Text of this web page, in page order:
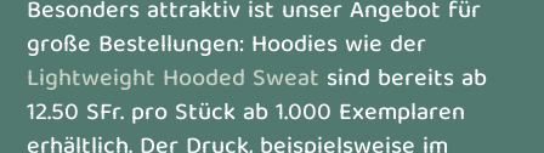
Besonders attraktiv ist unser Angebot für
große Bestellungen: Hoodies wie der
Lightweight Hooded Sweat sind bereits ab
12.50 SFr. pro Stück ab 1.000 Exemplaren